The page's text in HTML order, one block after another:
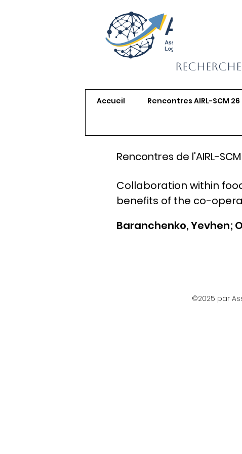
Accueil Rencontres AIRL-SCM 26
Rencontres de l'AIRL-
Collaboration within
benefits of the co-
Baranchenko, Yevhen;
©2025 par